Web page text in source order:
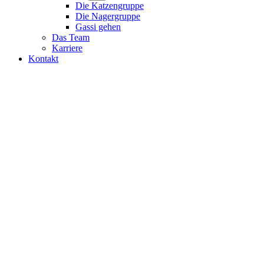
Die Katzengruppe
Die Nagergruppe
Gassi gehen
Das Team
Karriere
Kontakt